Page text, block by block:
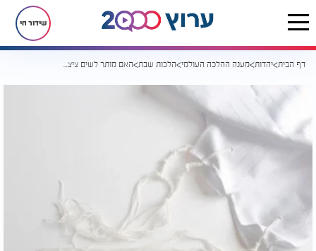
שידור חי
דף הבית יהדות מענה ההלכה העולמי הלכות שבת האם מותר לשים ציצית בשבת?